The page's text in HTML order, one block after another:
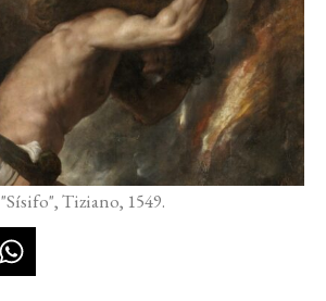
"Sísifo", Tiziano, 1549.